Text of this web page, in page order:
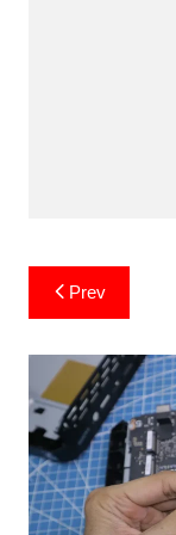
Post
navigation
Prev